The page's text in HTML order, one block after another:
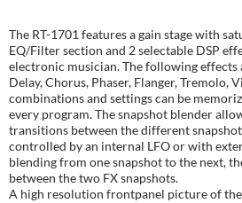
The RT-1701 features a gain stage with
EQ/Filter section and 2 selectable DSP
electronic musician. The following effects
Delay, Chorus, Phaser, Flanger, Tremolo,
combinations and settings can be
every program. The snapshot blender
transitions between the different
controlled by an internal LFO or with
blending from one snapshot to the next,
between the two FX snapshots.
A high resolution frontpanel picture of